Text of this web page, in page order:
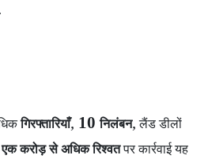
गिरफ्तारियाँ, 10निलंबन, लैंड डीलों
एक करोड़ से अधिक रिश्वत पर कार्रवाई यह